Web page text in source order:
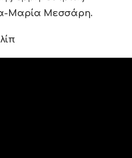
Μαρία Μεσσάρη.